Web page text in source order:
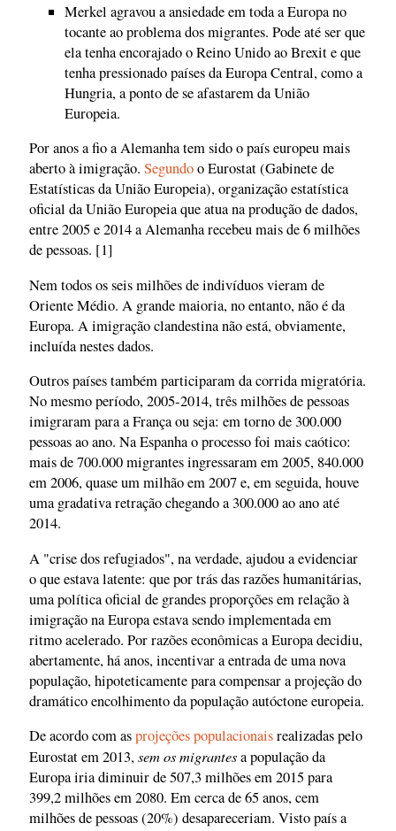
Merkel agravou a ansiedade em toda a Europa no
tocante ao problema dos migrantes. Pode até ser que
ela tenha encorajado o Reino Unido ao Brexit e que
tenha pressionado países da Europa Central, como a
Hungria, a ponto de se afastarem da União
Europeia.
Por anos a fio a Alemanha tem sido o país europeu mais
aberto à imigração. Segundoo Eurostat (Gabinete de
Estatísticas da União Europeia), organização estatística
oficial da União Europeia que atua na produção de dados,
entre 2005 e 2014 a Alemanha recebeu mais de 6 milhões
de pessoas. [1]
Nem todos os seis milhões de indivíduos vieram de
Oriente Médio. A grande maioria, no entanto, não é da
Europa. A imigração clandestina não está, obviamente,
incluída nestes dados.
Outros países também participaram da corrida migratória.
No mesmo período, 2005-2014, três milhões de pessoas
imigraram para a França ou seja: em torno de 300.000
pessoas ao ano. Na Espanha o processo foi mais caótico:
mais de 700.000 migrantes ingressaram em 2005, 840.000
em 2006, quase um milhão em 2007 e, em seguida, houve
uma gradativa retração chegando a 300.000 ao ano até
2014.
A "crise dos refugiados", na verdade, ajudou a evidenciar
o que estava latente: que por trás das razões humanitárias,
uma política oficial de grandes proporções em relação à
imigração na Europa estava sendo implementada em
ritmo acelerado. Por razões econômicas a Europa decidiu,
abertamente, há anos, incentivar a entrada de uma nova
população, hipoteticamente para compensar a projeção do
dramático encolhimento da população autóctone europeia.
De acordo com asprojeções populacionaisrealizadas pelo
Eurostat em 2013,sem os migrantesa população da
Europa iria diminuir de 507,3 milhões em 2015 para
399,2 milhões em 2080. Em cerca de 65 anos, cem
milhões de pessoas (20%) desapareceriam. Visto país a